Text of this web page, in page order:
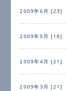
2009年6月 [23]
2009年5月 [18]
2009年4月 [21]
2009年3月 [21]